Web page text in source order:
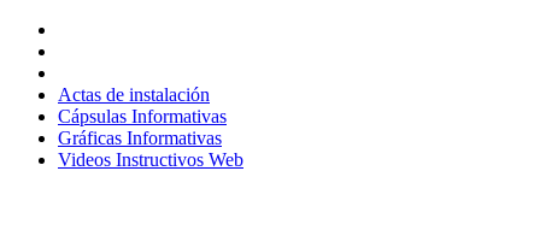
contenido
Actas de instalación
Cápsulas Informativas
Gráficas Informativas
Videos Instructivos Web